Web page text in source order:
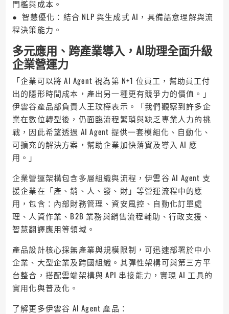
門檻與成本。
● 智慧優化：結合 NLP 與生成式 AI，具備語意理解與流
程決策能力。
多元應用、跨產業導入，AI助理全面升級
企業營運力
「企業可以將 AI Agent 視為第 N+1 位員工，幫助員工付
出的隱形時間成本，產出另一種更有競爭力的價值。」
伊雲谷產品部負責人王玟樺表示。「我們觀察到許多企
業在數位轉型後，仍面臨流程繁瑣與缺乏專業人力的挑
戰，因此希望透過 AI Agent 提供一套模組化、自動化、
可擴充的解決方案，幫助企業加快落實及導入 AI 應
用。」
企業營運架構包含多層組織與流程，伊雲谷 AI Agent 支
援企業在「產、銷、人、發、財」等營運流程中的應
用，包含：內部財務管理、資安風控、自動化訂單處
理、人資作業、B2B 業務與銷售流程輔助、行政支援、
智慧翻譯應用等領域。
產品設計核心採無產業與規模限制，可迅速部署於中小
企業、大型企業及跨國組織。其彈性架構可與第三方平
台整合，搭配雲端架構與 API 串接能力，實現 AI 工具的
實用化與普及化。
了解更多伊雲谷 AI Agent 產品：